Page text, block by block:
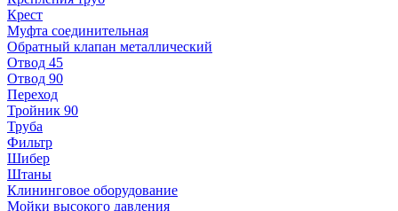
Крест
Муфта соединительная
Обратный клапан металлический
Отвод 45
Отвод 90
Переход
Тройник 90
Труба
Фильтр
Шибер
Штаны
Клининговое оборудование
Мойки высокого давления